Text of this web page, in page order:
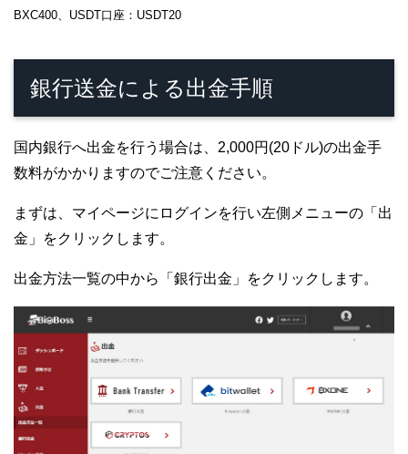
BXC400、USDT口座：USDT20
銀行送金による出金手順
国内銀行へ出金を行う場合は、2,000円(20ドル)の出金手
数料がかかりますのでご注意ください。
まずは、マイページにログインを行い左側メニューの「出
金」をクリックします。
出金方法一覧の中から「銀行出金」をクリックします。